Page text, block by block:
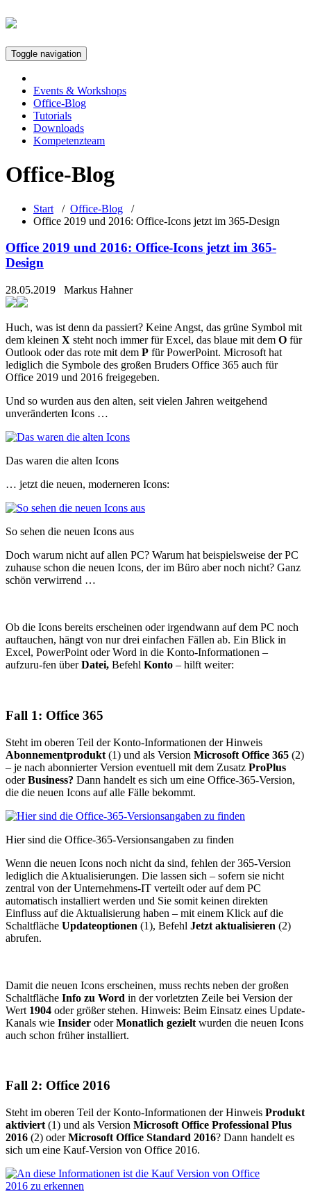
Toggle navigation
Events & Workshops
Office-Blog
Tutorials
Downloads
Kompetenzteam
Office-Blog
Start / Office-Blog /
Office 2019 und 2016: Office-Icons jetzt im 365-Design
Office 2019 und 2016: Office-Icons jetzt im 365-
Design
28.05.2019 Markus Hahner
Huch, was ist denn da passiert? Keine Angst, das grüne Symbol mit
dem kleinen X steht noch immer für Excel, das blaue mit dem O für
Outlook oder das rote mit dem P für PowerPoint. Microsoft hat
lediglich die Symbole des großen Bruders Office 365 auch für
Office 2019 und 2016 freigegeben.
Und so wurden aus den alten, seit vielen Jahren weitgehend
unveränderten Icons …
Das waren die alten Icons
… jetzt die neuen, moderneren Icons:
So sehen die neuen Icons aus
Doch warum nicht auf allen PC? Warum hat beispielsweise der PC
zuhause schon die neuen Icons, der im Büro aber noch nicht? Ganz
schön verwirrend …
Ob die Icons bereits erscheinen oder irgendwann auf dem PC noch
auftauchen, hängt von nur drei einfachen Fällen ab. Ein Blick in
Excel, PowerPoint oder Word in die Konto-Informationen –
aufzuru-fen überDatei, Befehl Konto – hilft weiter:
Fall 1: Office 365
Steht im oberen Teil der Konto-Informationen der Hinweis
Abonnementprodukt (1) und als Version Microsoft Office 365 (2)
– je nach abonnierter Version eventuell mit dem Zusatz ProPlus
oderBusiness? Dann handelt es sich um eine Office-365-Version,
die die neuen Icons auf alle Fälle bekommt.
Hier sind die Office-365-Versionsangaben zu finden
Wenn die neuen Icons noch nicht da sind, fehlen der 365-Version
lediglich die Aktualisierungen. Die lassen sich – sofern sie nicht
zentral von der Unternehmens-IT verteilt oder auf dem PC
automatisch installiert werden und Sie somit keinen direkten
Einfluss auf die Aktualisierung haben – mit einem Klick auf die
Schaltfläche Updateoptionen (1), Befehl Jetzt aktualisieren (2)
abrufen.
Damit die neuen Icons erscheinen, muss rechts neben der großen
Schaltfläche Info zu Word in der vorletzten Zeile bei Version der
Wert 1904 oder größer stehen. Hinweis: Beim Einsatz eines Update-
Kanals wie Insider oderMonatlich gezielt wurden die neuen Icons
auch schon früher installiert.
Fall 2: Office 2016
Steht im oberen Teil der Konto-Informationen der Hinweis Produkt
aktiviert (1) und als Version Microsoft Office Professional Plus
2016 (2) oderMicrosoft Office Standard 2016? Dann handelt es
sich um eine Kauf-Version von Office 2016.